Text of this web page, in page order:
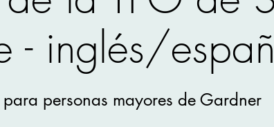
- inglés/
personas mayores de Gardner